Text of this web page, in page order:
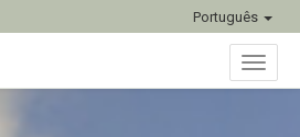
Português